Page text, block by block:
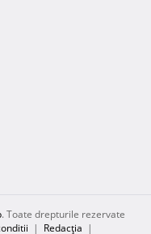
. Toate drepturile rezervate
| Redacţia |